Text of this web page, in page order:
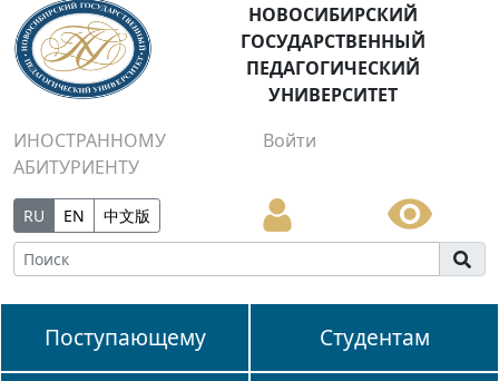
НОВОСИБИРСКИЙ
ГОСУДАРСТВЕННЫЙ
ПЕДАГОГИЧЕСКИЙ
УНИВЕРСИТЕТ
ИНОСТРАННОМУ
АБИТУРИЕНТУ
Войти
RU EN 中文版
Поступающему Студентам